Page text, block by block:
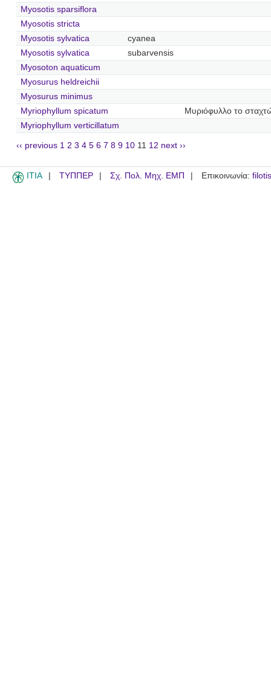
Myosotis sparsiflora
Myosotis stricta
Myosotis sylvatica
cyanea
Myosotis sylvatica
subarvensis
Myosoton aquaticum
Myosurus heldreichii
Myosurus minimus
Myriophyllum spicatum
Μυριόφυλλο το
Myriophyllum verticillatum
‹‹ previous 1 2 3 4 5 6 7 8 9 10 11 12 next ››
ITIA ΤΥΠΠΕΡ Σχ. Πολ. Μηχ. ΕΜΠ Επικοινωνία: